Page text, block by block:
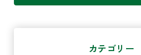
カテゴリー